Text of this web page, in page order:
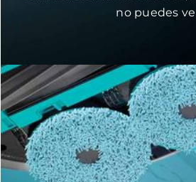
no puedes